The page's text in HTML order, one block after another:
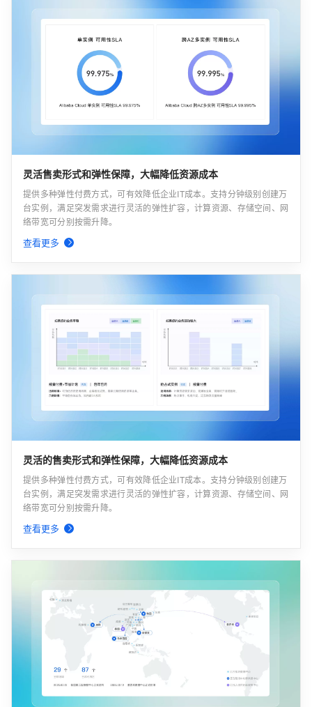
灵活售卖形式和弹性保障，大幅降低资源成本
提供多种弹性付费方式，可有效降低企业IT成本。支持分钟级别创建万
台实例，满足突发需求进行灵活的弹性扩容，计算资源、存储空间、网
络带宽可分别按需升降。
查看更多
灵活的售卖形式和弹性保障，大幅降低资源成本
提供多种弹性付费方式，可有效降低企业IT成本。支持分钟级别创建万
台实例，满足突发需求进行灵活的弹性扩容，计算资源、存储空间、网
络带宽可分别按需升降。
查看更多